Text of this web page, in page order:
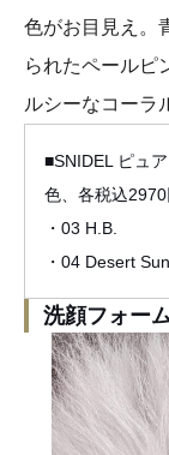
色がお目見え。
られたペールピ
ルシーなコーラ
■SNIDEL ピュ
色、各税込2970
・03 H.B.
・04 Desert
洗顔フォー